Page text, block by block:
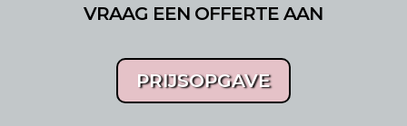
VRAAG EEN OFFERTE AAN
PRIJSOPGAVE